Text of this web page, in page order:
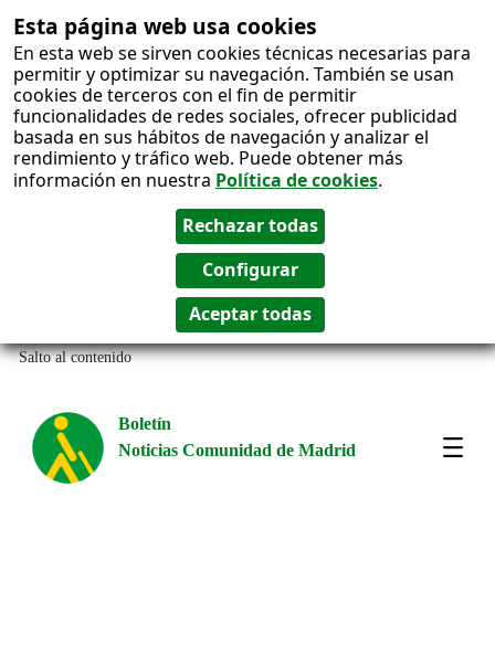
Esta página web usa cookies
En esta web se sirven cookies técnicas necesarias para
permitir y optimizar su navegación. También se usan
cookies de terceros con el fin de permitir
funcionalidades de redes sociales, ofrecer publicidad
basada en sus hábitos de navegación y analizar el
rendimiento y tráfico web. Puede obtener más
información en nuestra Política de cookies.
Salto al contenido
Boletín
Noticias Comunidad de Madrid